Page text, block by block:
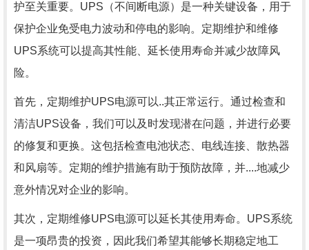
护至关重要。UPS（不间断电源）是一种关键设备，用于
保护企业免受电力波动和停电的影响。定期维护和维修
UPS系统可以提高其性能、延长使用寿命并减少故障风
险。
首先，定期维护UPS电源可以..其正常运行。通过检查和
清洁UPS设备，我们可以及时发现潜在问题，并进行必要
的修复和更换。这包括检查电池状态、电线连接、散热器
和风扇等。定期的维护措施有助于预防故障，并....地减少
意外情况对企业的影响。
其次，定期维修UPS电源可以延长其使用寿命。UPS系统
是一项昂贵的投资，因此我们希望其能够长期稳定地工